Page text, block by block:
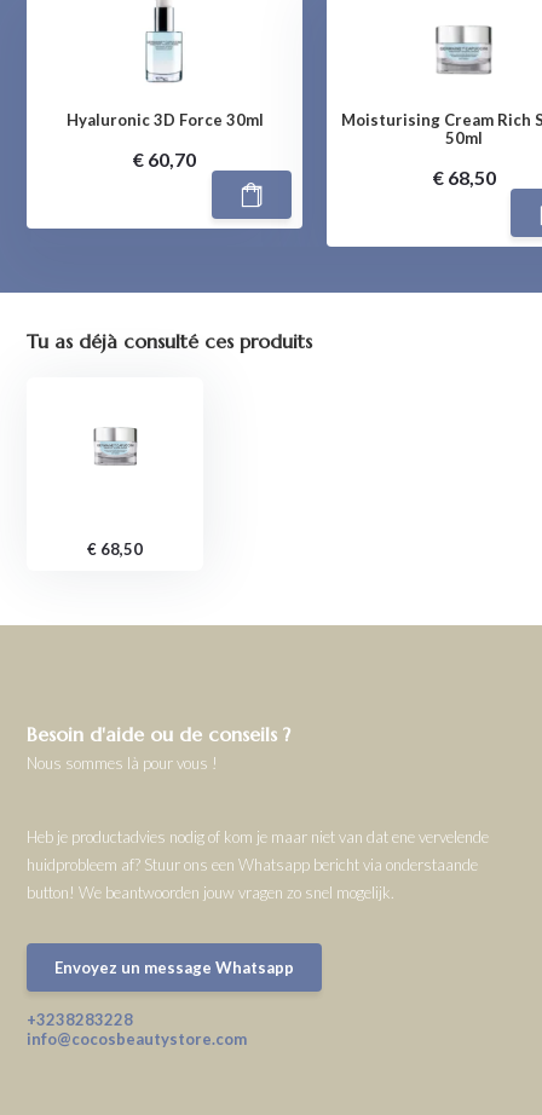
Hyaluronic 3D Force 30ml
€ 60,70
Moisturising Cream Rich
50ml
€ 68,50
Tu as déjà consulté ces produits
€ 68,50
Besoin d'aide ou de conseils ?
Nous sommes là pour vous !
Heb je productadvies nodig of kom je maar niet van dat ene vervelende
huidprobleem af? Stuur ons een Whatsapp bericht via onderstaande
button! We beantwoorden jouw vragen zo snel mogelijk.
Envoyez un message Whatsapp
+3238283228
info@cocosbeautystore.com